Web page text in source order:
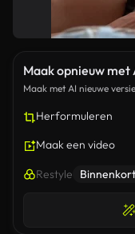
Maak opnieuw met
Maak met AI nieuwe
Herformuleren
Maak een video
Restyle